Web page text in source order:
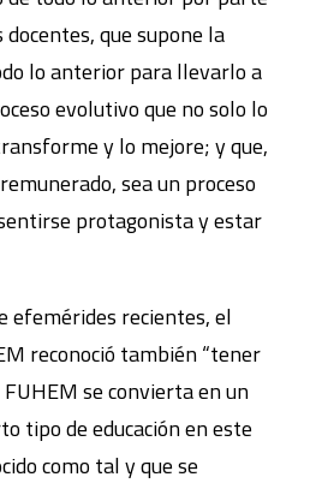
que supone la
lo anterior para llevarlo a
evolutivo que no solo lo
y lo mejore; y que,
sea un proceso
protagonista y estar
efemérides recientes, el
reconoció también “tener
FUHEM se convierta en un
tipo de educación en este
como tal y que se